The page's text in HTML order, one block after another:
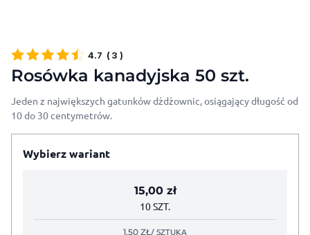
Rosówka kanadyjska 50 szt.
4.7 ( 3 )
Jeden z największych gatunków dżdżownic, osiągający długość od
10 do 30 centymetrów.
Wybierz wariant
15,00 zł
10 SZT.
1,50 ZŁ / SZTUKA